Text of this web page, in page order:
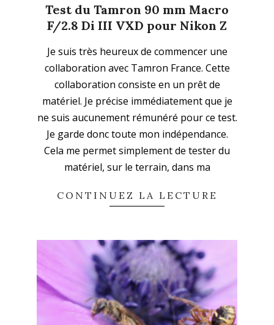
Test du Tamron 90 mm Macro
F/2.8 Di III VXD pour Nikon Z
05-
03
Je suis très heureux de commencer une
collaboration avec Tamron France. Cette
collaboration consiste en un prêt de
matériel. Je précise immédiatement que je
ne suis aucunement rémunéré pour ce test.
Je garde donc toute mon indépendance.
Cela me permet simplement de tester du
matériel, sur le terrain, dans ma
CONTINUEZ LA LECTURE